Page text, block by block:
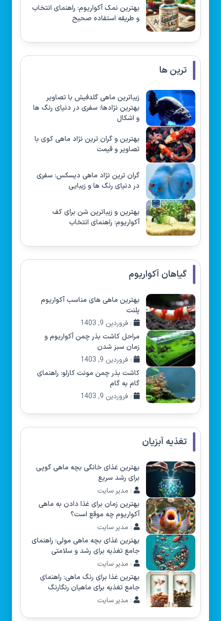
بهترین نمک آکواریوم: راهنمای انتخاب
و طریقه استفاده صحیح
ترین ها
زیباترین ماهی گلدفیش با تصاویر
بهترین نژادها: سفری در دنیای رنگ ها
و اشکال
بهترین و گران ترین نژاد ماهی کوی با
تصاویر و قیمت
گران ترین نژاد ماهی دیسکس: سفری
در دنیای رنگ ها و زیبایی
بهترین و زیباترین شن برای کف
آکواریوم: راهنمای انتخاب
گیاهان آکواریوم
بهترین ماهی های مناسب آکواریوم
پلنت
: فروردین 9, 1403
مراحل کاشت بذر چمن آکواریوم و
زمان سبز شدن
: فروردین 9, 1403
کاشت بذر چمن مونت کارلو: راهنمای
گام به گام
: فروردین 9, 1403
تغذیه آبزیان
بهترین غذای خانگی بچه ماهی گوپی
برای رشد سریع
: مدیر سایت
بهترین زمان برای غذا دادن به ماهی
آکواریوم چه موقع است؟
: مدیر سایت
بهترین غذای بچه ماهی مولی: راهنمای
جامع تغذیه برای رشد و سلامتی
: مدیر سایت
بهترین غذا برای رنگ ماهی: راهنمای
جامع تغذیه برای ماهیان رنگارنگ
: مدیر سایت